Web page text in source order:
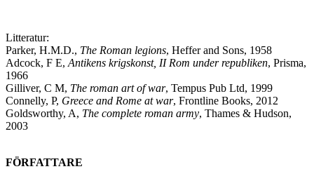
Litteratur:
Parker, H.M.D., The Roman legions, Heffer and Sons, 1958
Adcock, F E, Antikens krigskonst, II Rom under republiken, Prisma,
1966
Gilliver, C M, The roman art of war, Tempus Pub Ltd, 1999
Connelly, P, Greece and Rome at war, Frontline Books, 2012
Goldsworthy, A, The complete roman army, Thames & Hudson,
2003
FÖRFATTARE